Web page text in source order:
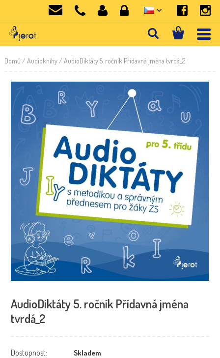
Domů /Audioknihy/ AudioDiktáty 5. ročník Přídavná jména tvrdá_2
AudioDiktáty 5. ročník Přídavná jména
tvrdá_2
Dostupnost: Skladem